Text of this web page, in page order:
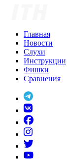
Главная
Новости
Слухи
Инструкции
Фишки
Сравнения